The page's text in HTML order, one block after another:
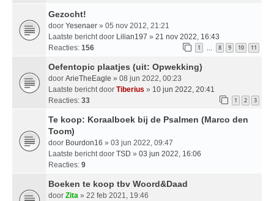
Gezocht!
door Yesenaer » 05 nov 2012, 21:21
Laatste bericht door Lilian197 » 21 nov 2022, 16:43
Reacties: 156 1 … 8 9 10 11
Oefentopic plaatjes (uit: Opwekking)
door ArieTheEagle » 08 jun 2022, 00:23
Laatste bericht door Tiberius » 10 jun 2022, 20:41
Reacties: 33 1 2 3
Te koop: Koraalboek bij de Psalmen (Marco den
Toom)
door Bourdon16 » 03 jun 2022, 09:47
Laatste bericht door TSD » 03 jun 2022, 16:06
Reacties: 9
Boeken te koop tbv Woord&Daad
door Zita » 22 feb 2021, 19:46